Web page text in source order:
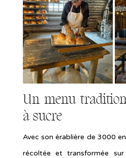
Un menu
à sucre
Avec son érablière de 3000
récoltée et transformée